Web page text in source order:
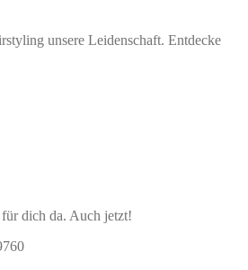
unsere Leidenschaft. Entdecke
dich da. Auch jetzt!